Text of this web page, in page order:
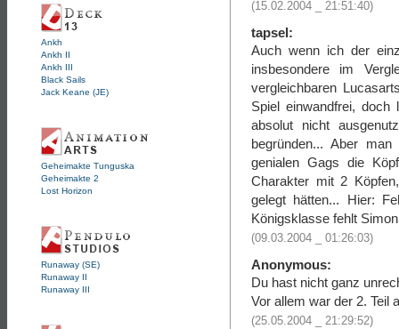
Ankh
Ankh II
Ankh III
Black Sails
Jack Keane (JE)
Geheimakte Tunguska
Geheimakte 2
Lost Horizon
Runaway (SE)
Runaway II
Runaway III
(15.02.2004 _ 21:51:40)
tapsel:
Auch wenn ich der
insbesondere im
vergleichbaren
Spiel einwandfrei,
absolut nicht
begründen... Aber
genialen Gags die
Charakter mit 2
gelegt hätten... Hier:
Königsklasse fehlt
(09.03.2004 _ 01:26:03)
Anonymous:
Du hast nicht ganz
Vor allem war der 2. Teil
(25.05.2004 _ 21:29:52)